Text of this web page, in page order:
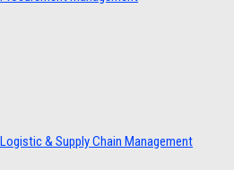
& Supply Chain Management